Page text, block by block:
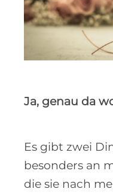
Ja, genau da
Es gibt zwei
besonders an
die sie nach